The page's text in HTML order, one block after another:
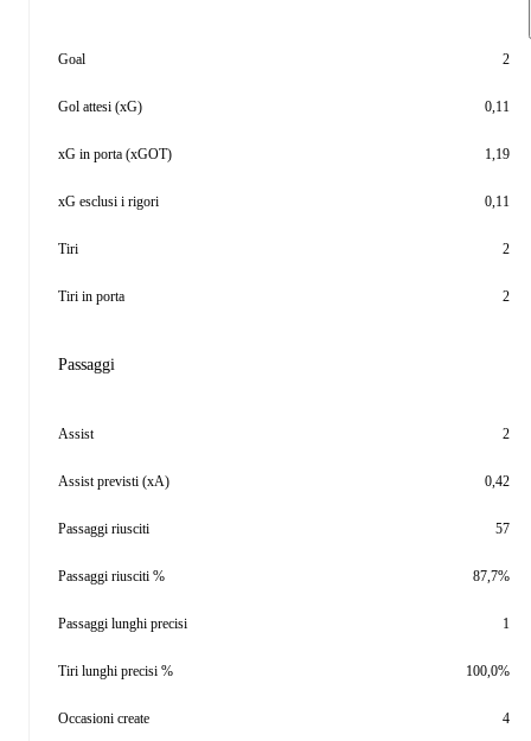
Goal 2
Gol attesi (xG) 0,11
xG in porta (xGOT) 1,19
xG esclusi i rigori 0,11
Tiri 2
Tiri in porta 2
Passaggi
Assist 2
Assist previsti (xA) 0,42
Passaggi riusciti 57
Passaggi riusciti % 87,7%
Passaggi lunghi precisi 1
Tiri lunghi precisi % 100,0%
Occasioni create 4